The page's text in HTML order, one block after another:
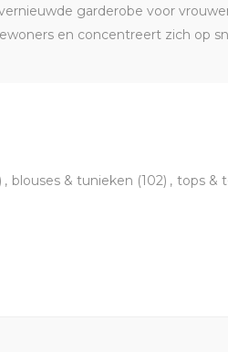
garderobe voor
en concentreert zich op
, blouses & tunieken (102) , tops &